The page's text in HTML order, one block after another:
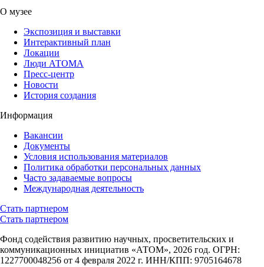
О музее
Экспозиция и выставки
Интерактивный план
Локации
Люди АТОМА
Пресс-центр
Новости
История создания
Информация
Вакансии
Документы
Условия использования материалов
Политика обработки персональных данных
Часто задаваемые вопросы
Международная деятельность
Стать партнером
Стать партнером
Фонд содействия развитию научных, просветительских и
коммуникационных инициатив «АТОМ», 2026 год. ОГРН:
1227700048256 от 4 февраля 2022 г. ИНН/КПП: 9705164678